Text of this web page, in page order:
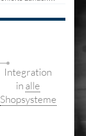
Integration
in alle
Shopsysteme